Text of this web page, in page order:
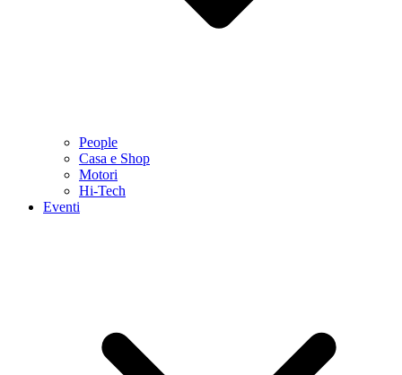
People
Casa e Shop
Motori
Hi-Tech
Eventi